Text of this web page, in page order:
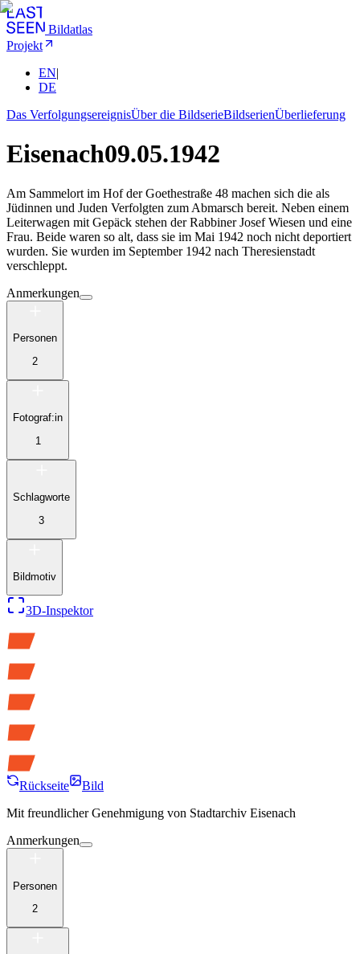
Bildatlas
Projekt
EN|
DE
Das VerfolgungsereignisÜber die BildserieBildserienÜberlieferung
Eisenach09.05.1942
Am Sammelort im Hof der Goethestraße 48 machen sich die als
Jüdinnen und Juden Verfolgten zum Abmarsch bereit. Neben einem
Leiterwagen mit Gepäck stehen der Rabbiner Josef Wiesen und eine
Frau. Beide waren so alt, dass sie im Mai 1942 noch nicht deportiert
wurden. Sie wurden im September 1942 nach Theresienstadt
verschleppt.
Anmerkungen
Personen
2
Fotograf:in
1
Schlagworte
3
Bildmotiv
3D-Inspektor
Rückseite
Bild
Mit freundlicher Genehmigung von Stadtarchiv Eisenach
Anmerkungen
Personen
2